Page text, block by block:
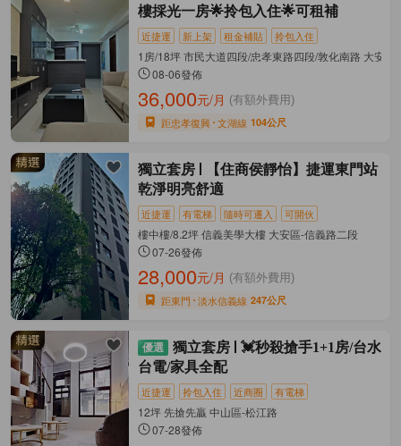
樓採光一房🌟拎包入住🌟可租補
近捷運 新上架 租金補貼 拎包入住
1房/18坪 市民大道四段/忠孝東路四段/敦化南路 大安區
08-06發佈
36,000元/月 (有額外費用)
距忠孝復興 文湖線 104公尺
獨立套房
【住商侯靜怡】捷運東門站
乾淨明亮舒適
近捷運 有電梯 隨時可遷入 可開伙
樓中樓/8.2坪 信義美學大樓 大安區-信義路二段
07-26發佈
28,000元/月 (有額外費用)
距東門 淡水信義線 247公尺
獨立套房
💓秒殺搶手1+1房/台水
台電/家具全配
近捷運 拎包入住 近商圈 有電梯
12坪 先搶先贏 中山區-松江路
07-28發佈